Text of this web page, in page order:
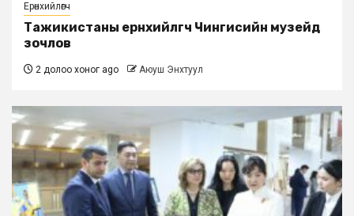
Ерөнхийлөгч
Тажикистаны ерөнхийлөгч Чингисийн музейд
зочлов
2 долоо хоног ago Аюуш Энхтуул